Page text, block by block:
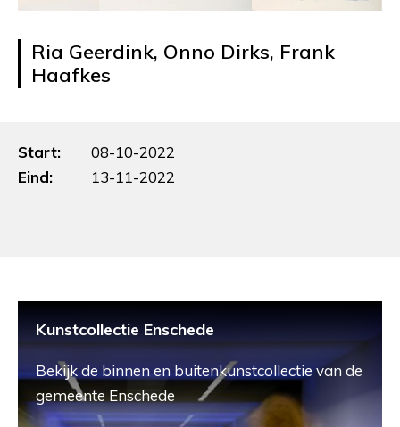
Ria Geerdink, Onno Dirks, Frank
Haafkes
Start:
08-10-2022
Eind:
13-11-2022
Kunstcollectie Enschede
Bekijk de binnen en buitenkunstcollectie van de
gemeente Enschede